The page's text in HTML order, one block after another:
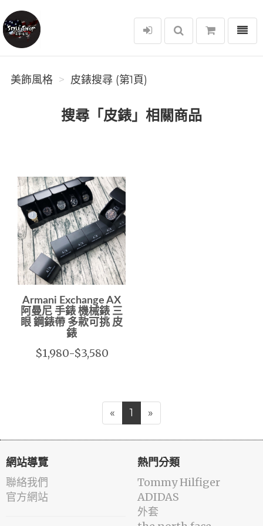
美飾風格
選單
美飾風格 皮錶搜尋 (第1頁)
搜尋「皮錶」相關商品
Armani Exchange AX
阿曼尼 手錶 機械錶 三
眼 鋼錶帶 多款可挑 皮
錶
$1,980-$3,580
« 1 »
網站導覽
聯絡我們
官方網站
熱門分類
Tommy Hilfiger
ADIDAS
外套